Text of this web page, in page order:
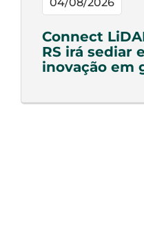
04/08/2026
Connect
RS irá sediar
inovação em